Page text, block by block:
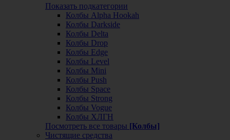
Показать подкатегории
Колбы Alpha Hookah
Колбы Darkside
Колбы Delta
Колбы Drop
Колбы Edge
Колбы Level
Колбы Mini
Колбы Push
Колбы Space
Колбы Strong
Колбы Vogue
Колбы ХЛГН
Посмотреть все товары [Колбы]
Чистящие средства